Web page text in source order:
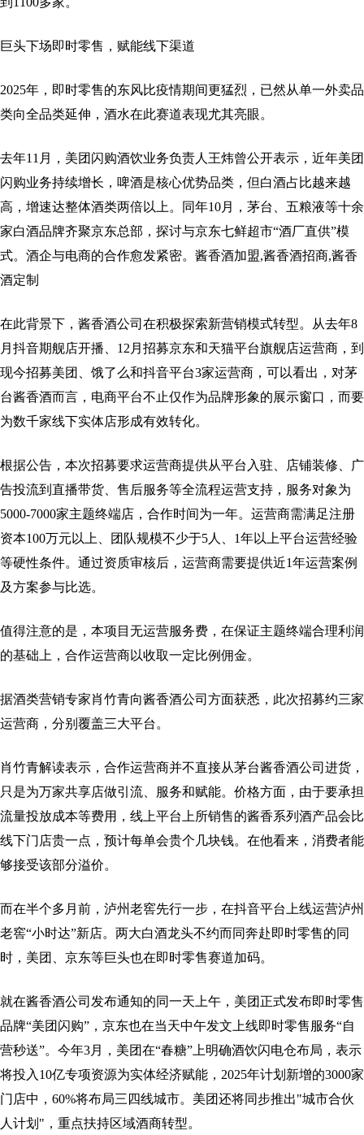
巨头下场即时零售，赋能线下渠道
2025年，即时零售的东风比疫情期间更猛烈，已然从单一外卖品
类向全品类延伸，酒水在此赛道表现尤其亮眼。
去年11月，美团闪购酒饮业务负责人王炜曾公开表示，近年美团
闪购业务持续增长，啤酒是核心优势品类，但白酒占比越来越
高，增速达整体酒类两倍以上。同年10月，茅台、五粮液等十余
家白酒品牌齐聚京东总部，探讨与京东七鲜超市“酒厂直供”模
式。酒企与电商的合作愈发紧密。酱香酒加盟,酱香酒招商,酱香
酒定制
在此背景下，酱香酒公司在积极探索新营销模式转型。从去年8
月抖音期舰店开播、12月招募京东和天猫平台旗舰店运营商，到
现今招募美团、饿了么和抖音平台3家运营商，可以看出，对茅
台酱香酒而言，电商平台不止仅作为品牌形象的展示窗口，而要
为数千家线下实体店形成有效转化。
根据公告，本次招募要求运营商提供从平台入驻、店铺装修、广
告投流到直播带货、售后服务等全流程运营支持，服务对象为
5000-7000家主题终端店，合作时间为一年。运营商需满足注册
资本100万元以上、团队规模不少于5人、1年以上平台运营经验
等硬性条件。通过资质审核后，运营商需要提供近1年运营案例
及方案参与比选。
值得注意的是，本项目无运营服务费，在保证主题终端合理利润
的基础上，合作运营商以收取一定比例佣金。
据酒类营销专家肖竹青向酱香酒公司方面获悉，此次招募约三家
运营商，分别覆盖三大平台。
肖竹青解读表示，合作运营商并不直接从茅台酱香酒公司进货，
只是为万家共享店做引流、服务和赋能。价格方面，由于要承担
流量投放成本等费用，线上平台上所销售的酱香系列酒产品会比
线下门店贵一点，预计每单会贵个几块钱。在他看来，消费者能
够接受该部分溢价。
而在半个多月前，泸州老窖先行一步，在抖音平台上线运营泸州
老窖“小时达”新店。两大白酒龙头不约而同奔赴即时零售的同
时，美团、京东等巨头也在即时零售赛道加码。
就在酱香酒公司发布通知的同一天上午，美团正式发布即时零售
品牌“美团闪购”，京东也在当天中午发文上线即时零售服务“自
营秒送”。今年3月，美团在“春糖”上明确酒饮闪电仓布局，表示
将投入10亿专项资源为实体经济赋能，2025年计划新增的3000家
门店中，60%将布局三四线城市。美团还将同步推出"城市合伙
人计划"，重点扶持区域酒商转型。